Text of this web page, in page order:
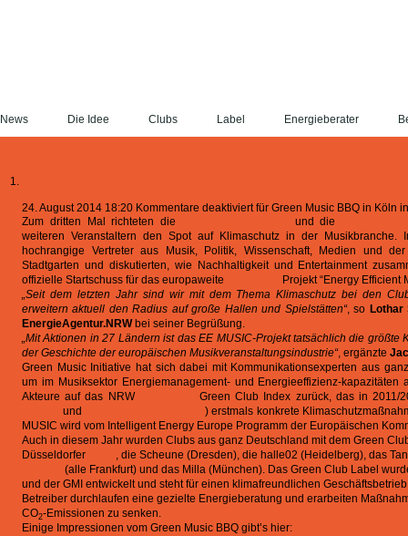
News Die Idee Clubs Label Energieberater
24. August 2014 18:20 Kommentare deaktiviertfür Green Music BBQ in Köln
Zum dritten Mal richteten die
und die
weiteren Veranstaltern den Spot auf Klimaschutz in der
hochrangige Vertreter aus Musik, Politik, Wissenschaft, Medien und
Stadtgarten und diskutierten, wie Nachhaltigkeit und Entertainment
offizielle Startschuss für das europaweite
Projekt “Energy Efficient
„Seit dem letzten Jahr sind wir mit dem Thema Klimaschutz bei den
erweitern aktuell den Radius auf große Hallen und Spielstätten“, so Lothar
EnergieAgentur.NRWbei seiner Begrüßung.
„Mit Aktionen in 27 Ländern ist das EE MUSIC-Projekt tatsächlich die größte
der Geschichte der europäischen Musikveranstaltungsindustrie“, ergänzte
Green Music Initiative hat sich dabei mit Kommunikationsexperten aus
um im Musiksektor Energiemanagement- und Energieeffizienz-kapazitäten
Akteure auf das NRW
Green Club Index zurück, das in 2011/
und Club Bahnhof Ehrenfeld) erstmals konkrete
MUSIC wird vom Intelligent Energy Europe Programm der Europäischen
Auch in diesem Jahr wurden Clubs aus ganz Deutschland mit dem Green
Düsseldorfer
, die Scheune (Dresden), die halle02 (Heidelberg), das
(alle Frankfurt) und das Milla (München). Das Green Club Label
und der GMI entwickelt und steht für einen klimafreundlichen
Betreiber durchlaufen eine gezielte Energieberatung und erarbeiten
CO2-Emissionen zu senken.
Einige Impressionen vom Green Music BBQ gibt’s hier: